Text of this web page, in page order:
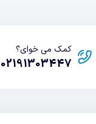
کمک می خوای؟
02191303447